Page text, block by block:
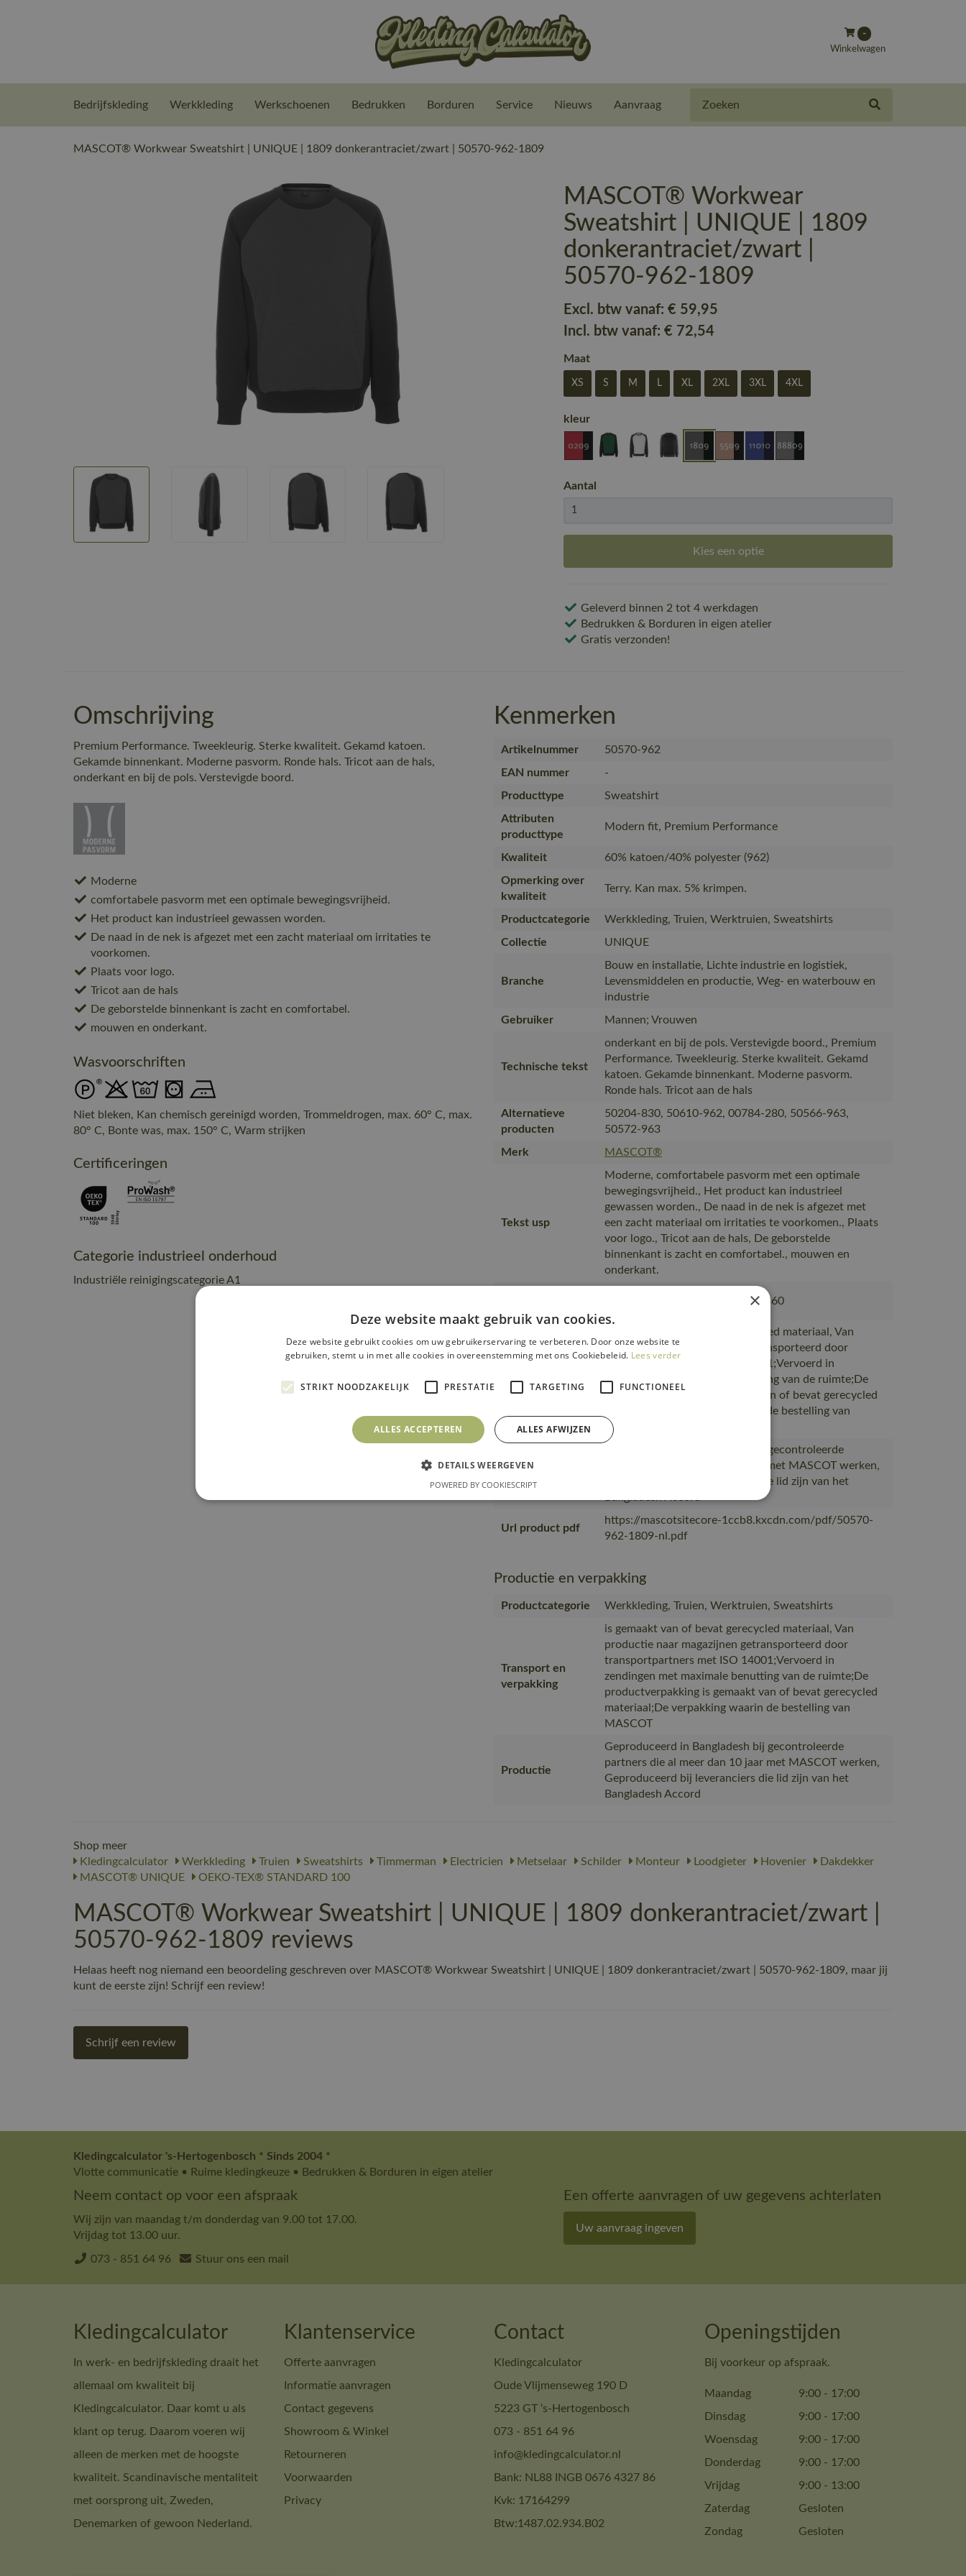
-
Winkelwagen
Bedrijfskleding Werkkleding Werkschoenen Bedrukken Borduren Service Nieuws Aanvraag
MASCOT® Workwear Sweatshirt | UNIQUE | 1809 donkerantraciet/zwart | 50570-962-1809
MASCOT® Workwear
Sweatshirt | UNIQUE | 1809
donkerantraciet/zwart |
50570-962-1809
Excl. btw vanaf:€ 59,95
Incl. btw vanaf:€ 72,54
Maat
XS S M L XL 2XL 3XL 4XL
kleur
Aantal
Kies een optie
Geleverd binnen 2 tot 4 werkdagen
Bedrukken & Borduren in eigen atelier
Gratis verzonden!
Omschrijving
Premium Performance. Tweekleurig. Sterke kwaliteit. Gekamd katoen.
Gekamde binnenkant. Moderne pasvorm. Ronde hals. Tricot aan de hals,
onderkant en bij de pols. Verstevigde boord.
Moderne
comfortabele pasvorm met een optimale bewegingsvrijheid.
Het product kan industrieel gewassen worden.
De naad in de nek is afgezet met een zacht materiaal om irritaties te
voorkomen.
Plaats voor logo.
Tricot aan de hals
De geborstelde binnenkant is zacht en comfortabel.
mouwen en onderkant.
Wasvoorschriften
Niet bleken, Kan chemisch gereinigd worden, Trommeldrogen, max. 60° C, max.
80° C, Bonte was, max. 150° C, Warm strijken
Certificeringen
Categorie industrieel onderhoud
Industriële reinigingscategorie A1
Kenmerken
Artikelnummer
50570-962
EAN nummer
-
Producttype
Sweatshirt
Attributen
producttype
Modern fit, Premium Performance
Kwaliteit
60% katoen/40% polyester (962)
Opmerking over
kwaliteit
Terry. Kan max. 5% krimpen.
Productcategorie
Werkkleding, Truien, Werktruien, Sweatshirts
Collectie
UNIQUE
Branche
Bouw en installatie, Lichte industrie en logistiek,
Levensmiddelen en productie, Weg- en waterbouw en
industrie
Gebruiker
Mannen; Vrouwen
Technische tekst
onderkant en bij de pols. Verstevigde boord., Premium
Performance. Tweekleurig. Sterke kwaliteit. Gekamd
katoen. Gekamde binnenkant. Moderne pasvorm.
Ronde hals. Tricot aan de hals
Alternatieve
producten
50204-830, 50610-962, 00784-280, 50566-963,
50572-963
Merk
MASCOT®
Tekst usp
Moderne, comfortabele pasvorm met een optimale
bewegingsvrijheid., Het product kan industrieel
gewassen worden., De naad in de nek is afgezet met
een zacht materiaal om irritaties te voorkomen., Plaats
voor logo., Tricot aan de hals, De geborstelde
binnenkant is zacht en comfortabel., mouwen en
onderkant.
18050-802, 50602-010, 50143-860
verpakking
is gemaakt van of bevat gerecycled materiaal, Van
productie naar magazijnen getransporteerd door
transportpartners met ISO 14001;Vervoerd in
zendingen met maximale benutting van de ruimte;De
productverpakking is gemaakt van of bevat gerecycled
materiaal;De verpakking waarin de bestelling van
MASCOT
Geproduceerd in Bangladesh bij gecontroleerde
partners die al meer dan 10 jaar met MASCOT werken,
Geproduceerd bij leveranciers die lid zijn van het
Url product pdf
https://mascotsitecore-1ccb8.kxcdn.com/pdf/50570-
962-1809-nl.pdf
Productie en verpakking
Productcategorie Werkkleding, Truien, Werktruien, Sweatshirts
Transport en
verpakking
is gemaakt van of bevat gerecycled materiaal, Van
productie naar magazijnen getransporteerd door
transportpartners met ISO 14001;Vervoerd in
zendingen met maximale benutting van de ruimte;De
productverpakking is gemaakt van of bevat gerecycled
materiaal;De verpakking waarin de bestelling van
MASCOT
Productie
Geproduceerd in Bangladesh bij gecontroleerde
partners die al meer dan 10 jaar met MASCOT werken,
Geproduceerd bij leveranciers die lid zijn van het
Bangladesh Accord
Shop meer
Kledingcalculator
Werkkleding Truien Sweatshirts Timmerman Electricien Metselaar Schilder Monteur Loodgieter Hovenier
Dakdekker
MASCOT® UNIQUE
OEKO-TEX® STANDARD 100
MASCOT® Workwear Sweatshirt | UNIQUE | 1809 donkerantraciet/zwart |
50570-962-1809 reviews
Helaas heeft nog niemand een beoordeling geschreven over MASCOT® Workwear Sweatshirt | UNIQUE | 1809 donkerantraciet/zwart | 50570-962-1809, maar jij
kunt de eerste zijn! Schrijf een review!
Schrijf een review
Kledingcalculator 's-Hertogenbosch * Sinds 2004 *
Vlotte communicatie • Ruime kledingkeuze • Bedrukken & Borduren in eigen atelier
Neem contact op voor een afspraak
Wij zijn van maandag t/m donderdag van 9.00 tot 17.00.
Vrijdag tot 13.00 uur.
073 - 851 64 96 Stuur ons een mail
Een offerte aanvragen of uw gegevens achterlaten
Uw aanvraag ingeven
Kledingcalculator
In werk- en bedrijfskleding draait het
allemaal om kwaliteit bij
Kledingcalculator. Daar komt u als
klant op terug. Daarom voeren wij
alleen de merken met de hoogste
kwaliteit. Scandinavische mentaliteit
met oorsprong uit, Zweden,
Denemarken of gewoon Nederland.
Klantenservice
Offerte aanvragen
Informatie aanvragen
Contact gegevens
Showroom & Winkel
Retourneren
Voorwaarden
Privacy
Contact
Kledingcalculator
Oude Vlijmenseweg 190 D
5223 GT ‘s-Hertogenbosch
073 - 851 64 96
info@kledingcalculator.nl
Bank: NL88 INGB 0676 4327 86
Kvk: 17164299
Btw:1487.02.934.B02
Openingstijden
Bij voorkeur op afspraak.
Maandag 9:00 - 17:00
Dinsdag
9:00 - 17:00
Woensdag
9:00 - 17:00
Donderdag
9:00 - 17:00
Vrijdag
9:00 - 13:00
Zaterdag
Gesloten
Zondag
Gesloten
×
Deze website maakt gebruik van cookies.
Deze website gebruikt cookies om uw gebruikerservaring te verbeteren. Door onze website te
gebruiken, stemt u in met alle cookies in overeenstemming met ons Cookiebeleid. Lees verder
STRIKT NOODZAKELIJK PRESTATIE TARGETING FUNCTIONEEL
ALLES ACCEPTEREN ALLES AFWIJZEN
DETAILS WEERGEVEN
POWERED BY COOKIESCRIPT